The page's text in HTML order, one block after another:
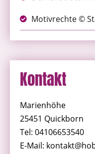
Motivrechte ©
Kontakt
Marienhöhe
25451 Quickborn
Tel: 04106653540
E-Mail: